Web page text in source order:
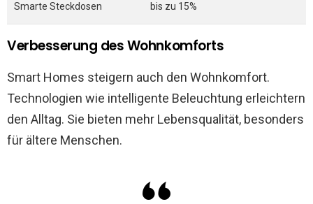
Smarte Steckdosen bis zu 15%
Verbesserung des Wohnkomforts
Smart Homes steigern auch den Wohnkomfort.
Technologien wie intelligente Beleuchtung erleichtern
den Alltag. Sie bieten mehr Lebensqualität, besonders
für ältere Menschen.